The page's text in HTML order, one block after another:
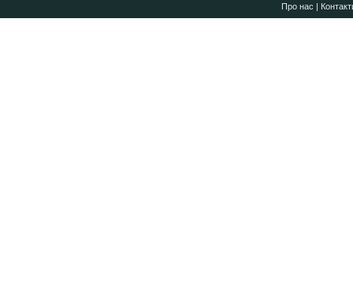
Про нас |